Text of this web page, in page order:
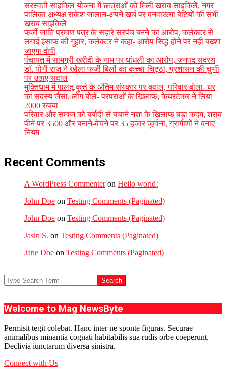
सरस्वती साइकिल योजना में छात्राओं को मिलीं खराब साइकिलें, नगर
पालिका अध्यक्ष राकेश जालान-अपने खर्च पर बनवाऊंगा बेटियों की सभी
खराब साइकिलें
फर्जी जाति प्रमाण पत्र के सहारे सरपंच बनने का आरोप, कलेक्टर से
लगाई इंसाफ की गुहार, कलेक्टर ने कहा- आरोप सिद्ध होने पर नहीं बख्शा
जाएगा दोषी
पंचायत में सामग्री खरीदी के नाम पर धांधली का आरोप, जनपद सदस्य
डॉ. योगी राज ने खोला फर्जी बिलों का कच्चा-चिट्ठा, प्रशासन की चुप्पी
पर उठाए सवाल
मुक्तिधाम में पालतू कुत्ते के अंतिम संस्कार पर बवाल, परिवार बोला- घर
का सदस्य जैसा, लोग बोले- परंपराओं के खिलाफ, केयरटेकर ने लिया
2000 रुपया
परिवार और समाज को बर्बादी से बचाने नशा के खिलाफ बड़ा कदम, शराब
पीने पर 3500 और बनाने-बेचने पर 35 हजार जुर्माना, ग्रामीणों ने बनाए
नियम
Recent Comments
A WordPress Commenteron Hello world!
John Doe on Testing Comments (Paginated)
John Doe on Testing Comments (Paginated)
Jasin S. on Testing Comments (Paginated)
Jane Doe on Testing Comments (Paginated)
Search
Welcome to Mag NewsByte
Permisit tegit colebat. Hanc inter ne sponte figuras. Securae
animalibus minantia cognati habitabilis sua rudis orbe coeperunt.
Declivia iunctarum diversa sinistra.
Connect with Us